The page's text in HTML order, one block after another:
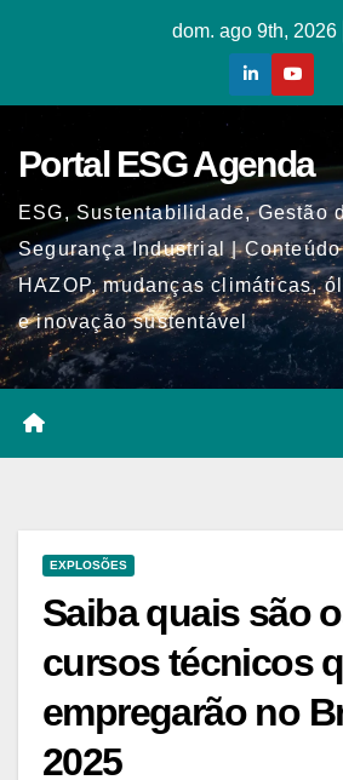
dom. ago 9th, 2026
Portal ESG Agenda
ESG, Sustentabilidade, Gestão
Segurança Industrial |
HAZOP, mudanças climáticas,
e inovação sustentável
EXPLOSÕES
Saiba quais são
cursos técnicos
empregarão no
2025